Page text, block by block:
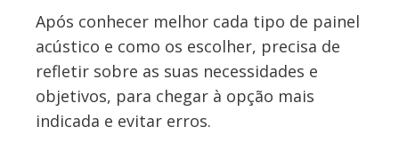
Após conhecer melhor cada tipo de painel
acústico e como os escolher, precisa de
refletir sobre as suas necessidades e
objetivos, para chegar à opção mais
indicada e evitar erros.